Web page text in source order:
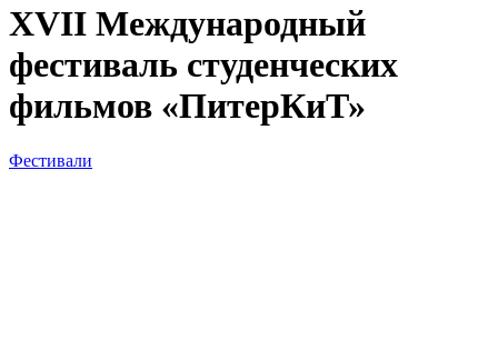
ХVII Международный
фестиваль студенческих
фильмов «ПитерКиТ»
Фестивали